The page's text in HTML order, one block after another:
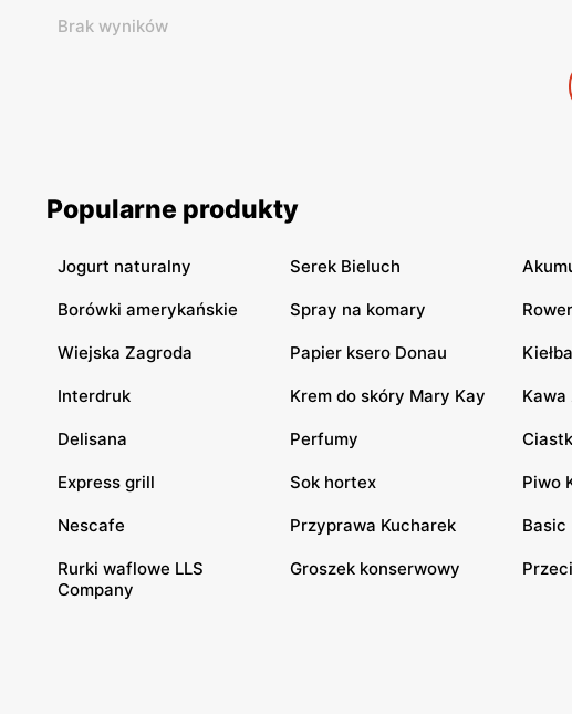
Brak wyników
Popularne produkty
Jogurt naturalny Serek Bieluch
Borówki amerykańskie Spray na komary Rower
Wiejska Zagroda Papier ksero Donau
Interdruk Krem do skóry Mary Kay Kawa
Delisana Perfumy
Express grill Sok hortex Piwo
Nescafe Przyprawa Kucharek Basic
Rurki waflowe LLS
Company
Groszek konserwowy